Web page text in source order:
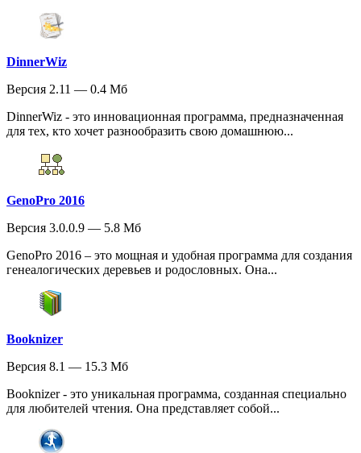
DinnerWiz
Версия 2.11 — 0.4 Мб
DinnerWiz - это инновационная программа, предназначенная
для тех, кто хочет разнообразить свою домашнюю...
GenoPro 2016
Версия 3.0.0.9 — 5.8 Мб
GenoPro 2016 – это мощная и удобная программа для создания
генеалогических деревьев и родословных. Она...
Booknizer
Версия 8.1 — 15.3 Мб
Booknizer - это уникальная программа, созданная специально
для любителей чтения. Она представляет собой...